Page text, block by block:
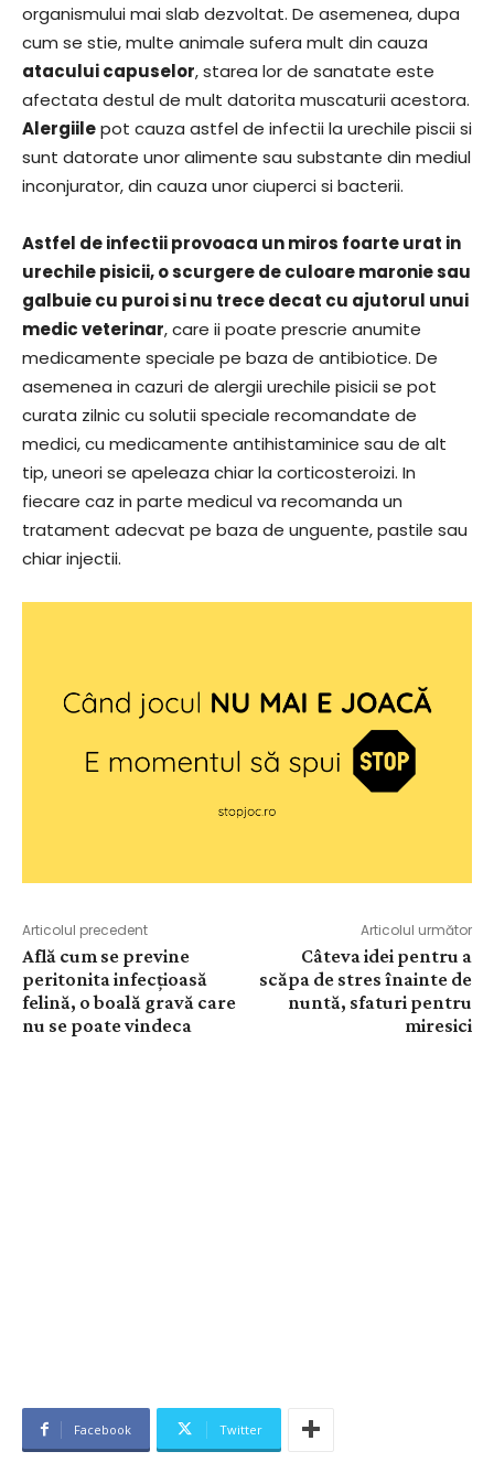
organismului mai slab dezvoltat. De asemenea, dupa
cum se stie, multe animale sufera mult din cauza
atacului capuselor, starea lor de sanatate este
afectata destul de mult datorita muscaturii acestora.
Alergiilepot cauza astfel de infectii la urechile piscii si
sunt datorate unor alimente sau substante din mediul
inconjurator, din cauza unor ciuperci si bacterii.
Astfel de infectii provoaca un miros foarte urat in
urechile pisicii, o scurgere de culoare maronie sau
galbuie cu puroi si nu trece decat cu ajutorul unui
medic veterinar, care ii poate prescrie anumite
medicamente speciale pe baza de antibiotice. De
asemenea in cazuri de alergii urechile pisicii se pot
curata zilnic cu solutii speciale recomandate de
medici, cu medicamente antihistaminice sau de alt
tip, uneori se apeleaza chiar la corticosteroizi. In
fiecare caz in parte medicul va recomanda un
tratament adecvat pe baza de unguente, pastile sau
chiar injectii.
Articolul precedent
Află cum se previne
peritonita infecțioasă
felină, o boală gravă care
nu se poate vindeca
Articolul următor
Câteva idei pentru a
scăpa de stres înainte de
nuntă, sfaturi pentru
miresici
Facebook Twitter